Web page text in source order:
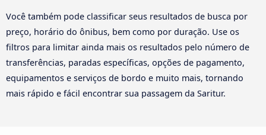
Você também pode classificar seus resultados de busca por
preço, horário do ônibus, bem como por duração. Use os
filtros para limitar ainda mais os resultados pelo número de
transferências, paradas específicas, opções de pagamento,
equipamentos e serviços de bordo e muito mais, tornando
mais rápido e fácil encontrar sua passagem da Saritur.